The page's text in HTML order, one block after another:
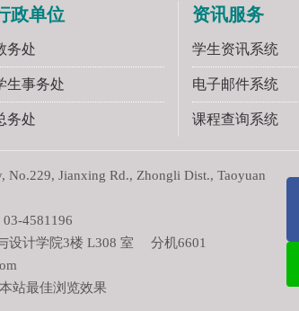
政单位
务处
生事务处
务处
资讯服务
学生资讯系统
电子邮件系统
课程查询系统
Jianxing Rd., Zhongli Dist., Taoyuan
4581196
计学院3楼 L308 室 分机6601
站最佳浏览效果